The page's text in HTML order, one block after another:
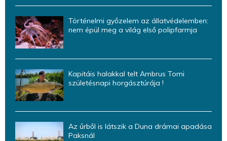
Történelmi győzelem az állatvédelemben:
nem épül meg a világ első polipfarmja
Kapitáis halakkal telt Ambrus Tomi
születésnapi horgásztúrája !
Az űrből is látszik a Duna drámai apadása
Paksnál